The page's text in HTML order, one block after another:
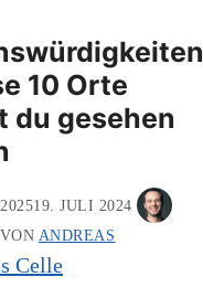
10 Orte
du gesehen
19. JULI 2024
VON ANDREAS